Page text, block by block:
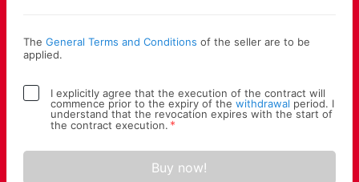
The General Terms and Conditions of the seller are to be
applied.
I explicitly agree that the execution of the contract will
commence prior to the expiry of the withdrawal period. I
understand that the revocation expires with the start of
the contract execution. *
Buy now!